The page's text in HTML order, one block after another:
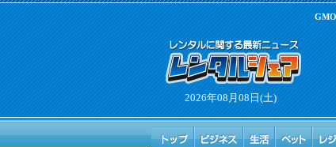
2026年08月08日(土)